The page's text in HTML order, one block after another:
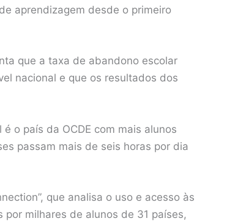
aprendizagem desde o primeiro
que a taxa de abandono escolar
nacional e que os resultados dos
o país da OCDE com mais alunos
passam mais de seis horas por dia
que analisa o uso e acesso às
milhares de alunos de 31 países,